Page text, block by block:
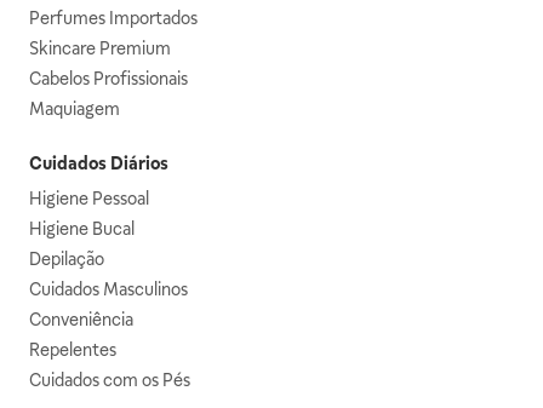
Perfumes Importados
Skincare Premium
Cabelos Profissionais
Maquiagem
Cuidados Diários
Higiene Pessoal
Higiene Bucal
Depilação
Cuidados Masculinos
Conveniência
Repelentes
Cuidados com os Pés